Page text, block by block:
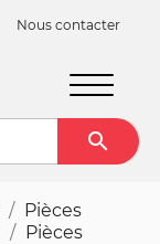
Nous contacter

Pièces
Pièces